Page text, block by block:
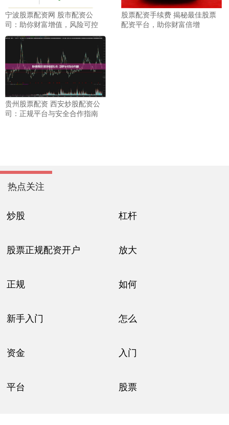
宁波股票配资网 股市配资公
司：助你财富增值，风险可控
股票配资手续费 揭秘最佳股票
配资平台，助你财富倍增
贵州股票配资 西安炒股配资公
司：正规平台与安全合作指南
热点关注
炒股 杠杆
股票正规配资开户 放大
正规 如何
新手入门 怎么
资金 入门
平台 股票